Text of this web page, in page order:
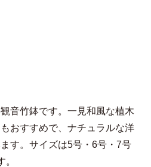
音竹鉢です。一見和風な植木
おすすめで、ナチュラルな洋
す。サイズは5号・6号・7号